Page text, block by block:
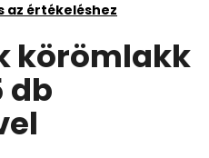
az értékeléshez
körömlakk
db